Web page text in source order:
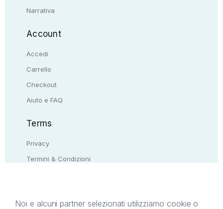
Narrativa
Account
Accedi
Carrello
Checkout
Aiuto e FAQ
Terms
Privacy
Termini & Condizioni
Noi e alcuni partner selezionati utilizziamo cookie o